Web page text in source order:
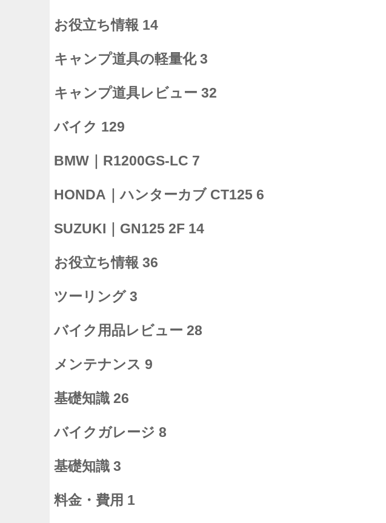
お役立ち情報 14
キャンプ道具の軽量化3
キャンプ道具レビュー 32
バイク 129
BMW｜R1200GS-LC 7
HONDA｜ハンターカブ CT125 6
SUZUKI｜GN125 2F 14
お役立ち情報 36
ツーリング3
バイク用品レビュー 28
メンテナンス 9
基礎知識 26
バイクガレージ 8
基礎知識 3
料金・費用 1